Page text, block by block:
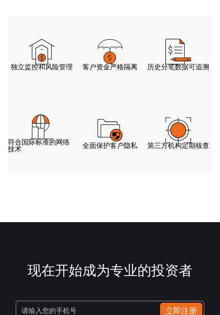
独立监控和风险管理 客户资金严格隔离 历史分笔数据可追溯
符合国际标准的网络
技术
全面保护客户隐私 第三方机构定期核查
现在开始成为专业的投资者
请输入您的手机号 立即注册